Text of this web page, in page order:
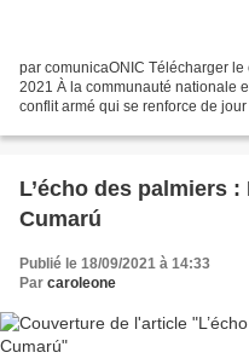
par comunicaONIC Télécharger
2021 À la communauté nationale
conflit armé qui se renforce de
L’écho des palmiers
Cumarú
Publié le 18/09/2021 à 14:33
Par caroleone